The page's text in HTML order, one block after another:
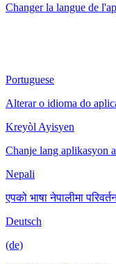
Changer la langue de
Portuguese
Alterar o idioma do
Kreyòl Ayisyen
Chanje lang aplikasyon
Nepali
एपको भाषा नेपालीमा
Deutsch
(de)